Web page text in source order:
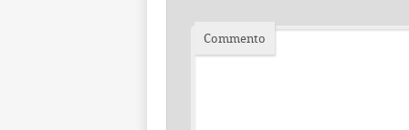
Commento